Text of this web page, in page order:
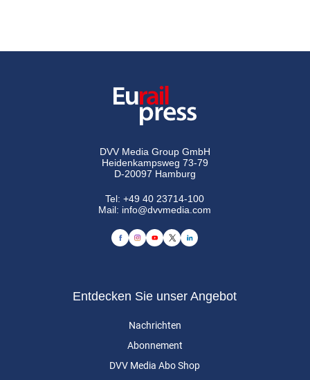
DVV Media Group GmbH
Heidenkampsweg 73-79
D-20097 Hamburg
Tel:+49 40 23714-100
Mail: info@dvvmedia.com
Entdecken Sie unser Angebot
Nachrichten
Abonnement
DVV Media Abo Shop